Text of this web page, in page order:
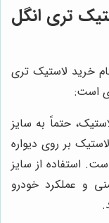
تری انگل
خرید لاستیک تری
است:
حتماً به سایز
بر روی دیواره
استفاده از سایز
و عملکرد خودرو